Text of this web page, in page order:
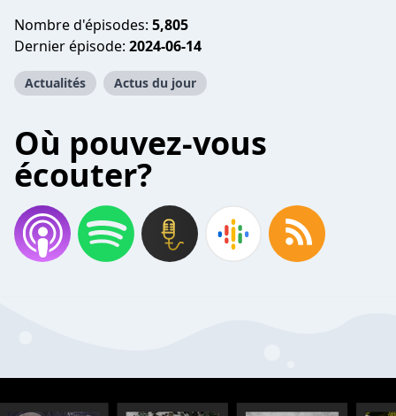
Nombre d'épisodes: 5,805
Dernier épisode: 2024-06-14
Actualités Actus du jour
Où pouvez-vous
écouter?